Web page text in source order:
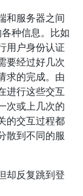
和服务器之间
种信息。比如
用户身份认证
要经过好几次
求的完成。由
进行这些交互
次或上几次的
的交互过程都
散到不同的服
却反复跳到登